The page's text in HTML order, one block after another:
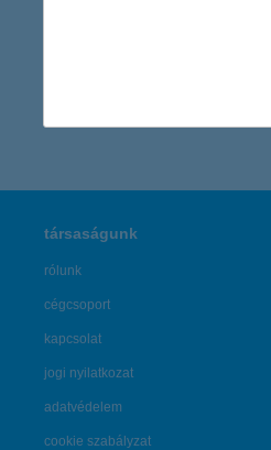
társaságunk
rólunk
cégcsoport
kapcsolat
jogi nyilatkozat
adatvédelem
cookie szabályzat